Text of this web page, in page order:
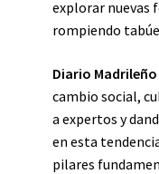
explorar nuevas
rompiendo
Diario Madrileño
cambio social,
a expertos y
en esta
pilares